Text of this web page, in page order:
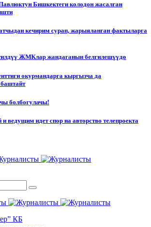
Бишкектеги колодон жасалган
кечирим сурап, жарыяланган фактыларга
ЖМКлар жандаганын белгилешүүдө
окурмандарга кыргызча да
болбогулачы!
ведущим идет спор на авторство телепроекта
КБ